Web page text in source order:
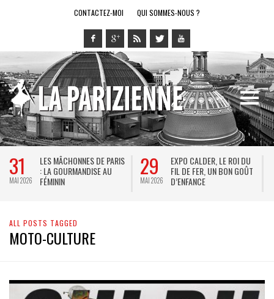
CONTACTEZ-MOI QUI SOMMES-NOUS ?
31
MAI 2026
LES MÂCHONNES DE PARIS
: LA GOURMANDISE AU
FÉMININ
29
MAI 2026
EXPO CALDER, LE ROI DU
FIL DE FER, UN BON GOÛT
D’ENFANCE
ALL POSTS TAGGED
MOTO-CULTURE